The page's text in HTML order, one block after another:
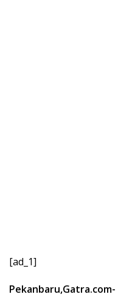
[ad_1]
Pekanbaru,Gatra.com-